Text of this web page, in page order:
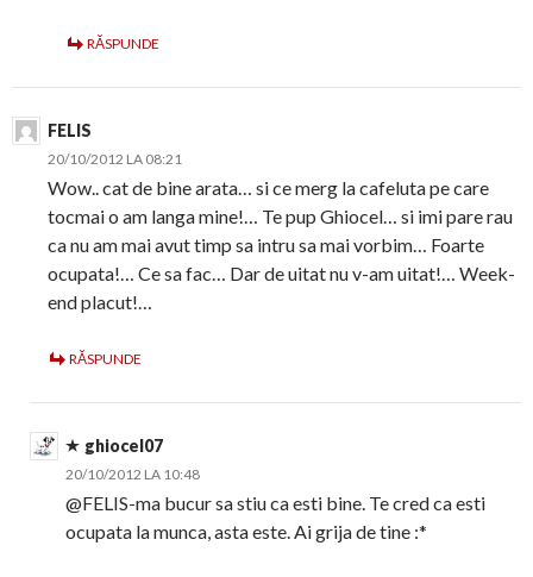
RĂSPUNDE
FELIS
20/10/2012 LA 08:21
Wow.. cat de bine arata… si ce merg la cafeluta pe care
tocmai o am langa mine!… Te pup Ghiocel… si imi pare rau
ca nu am mai avut timp sa intru sa mai vorbim… Foarte
ocupata!… Ce sa fac… Dar de uitat nu v-am uitat!… Week-
end placut!…
RĂSPUNDE
ghiocel07
20/10/2012 LA 10:48
@FELIS-ma bucur sa stiu ca esti bine. Te cred ca esti
ocupata la munca, asta este. Ai grija de tine :*